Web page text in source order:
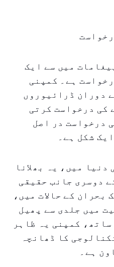
میں سے ایک
ہے۔ کمپنی
دوران ڈرائیوروں
کی درخواست کرتی
درخواست در اصل
شکل ہے۔
میں، یہ بھلانا
دوسری جانب حقیقی
بحران کے حالات میں،
میں جلدی سے پھیل
کمپنی یہ ظاہر
کا ڈھانچہ
ہے۔